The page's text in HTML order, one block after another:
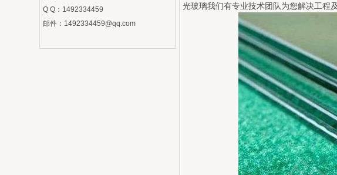
Q Q：1492334459
邮件： 1492334459@qq.com
光玻璃我们有专业技术团队为您解决工程